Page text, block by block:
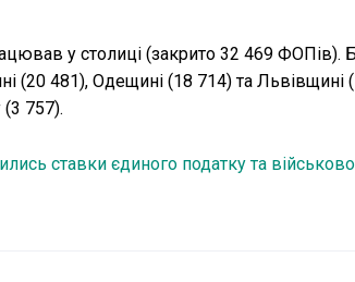
у столиці (закрито 32 469 ФОПів).
(20 481), Одещині (18 714) та Львівщині
757).
ставки єдиного податку та